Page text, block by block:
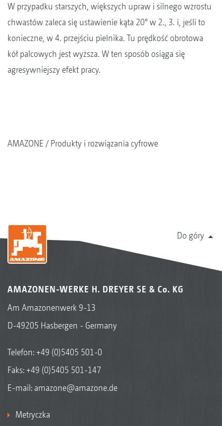
W przypadku starszych, większych upraw i silnego wzrostu
chwastów zaleca się ustawienie kąta 20° w 2., 3. i, jeśli to
konieczne, w 4. przejściu pielnika. Tu prędkość obrotowa
kół palcowych jest wyższa. W ten sposób osiąga się
agresywniejszy efekt pracy.
AMAZONE Produkty i rozwiązania cyfrowe
Do góry
AMAZONEN-WERKE H. DREYER SE & Co. KG
Am Amazonenwerk 9-13
D-49205 Hasbergen - Germany
Telefon:+49 (0)5405 501-0
Faks: +49 (0)5405 501-147
E-mail: amazone@amazone.de
Metryczka